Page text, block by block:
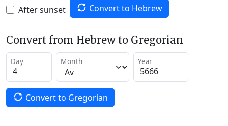
After sunset Convert to Hebrew
Convert from Hebrew to Gregorian
Day Month Year
Convert to Gregorian